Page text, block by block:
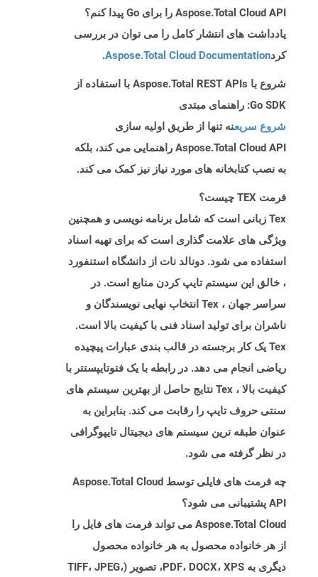
Aspose.Total Cloud API را برای Go پیدا کنم؟
یادداشت های انتشار کامل را می توان در بررسی
کردAspose.Total Cloud Documentation
.
شروع با Aspose.Total REST APIs با استفاده از
Go SDK: راهنمای مبتدی
شروع سریعنه تنها از طریق اولیه سازی
Aspose.Total Cloud API راهنمایی می کند، بلکه
به نصب کتابخانه های مورد نیاز نیز کمک می کند.
فرمت TEX چیست؟
Tex زبانی است که شامل برنامه نویسی و همچنین
ویژگی های علامت گذاری است که برای تهیه اسناد
استفاده می شود. دونالد نات از دانشگاه استنفورد
، خالق این سیستم تایپ کردن منابع است. در
سراسر جهان ، Tex انتخاب نهایی نویسندگان و
ناشران برای تولید اسناد فنی با کیفیت بالا است.
Tex یک کار برجسته در قالب بندی عبارات پیچیده
ریاضی انجام می دهد. در رابطه با یک فتوتایپستتر با
کیفیت بالا ، Tex نتایج حاصل از بهترین سیستم های
سنتی حروف تایپ را رقابت می کند. بنابراین به
عنوان طبقه ترین سیستم های دیجیتال تایپوگرافی
در نظر گرفته می شود.
چه فرمت های فایلی توسط Aspose.Total Cloud
API پشتیبانی می شود؟
Aspose.Total Cloud می تواند فرمت های فایل را
از هر خانواده محصول به هر خانواده محصول
دیگری به PDF، DOCX، XPS، تصویر (TIFF، JPEG،